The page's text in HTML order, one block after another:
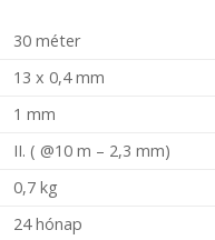
30 méter
13 x 0,4 mm
1 mm
II. ( @10 m – 2,3 mm)
0,7 kg
24 hónap